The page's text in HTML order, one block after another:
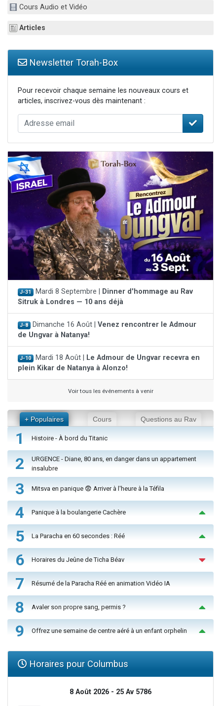
Cours Audio et Vidéo
Articles
Newsletter Torah-Box
Pour recevoir chaque semaine les nouveaux cours et
articles, inscrivez-vous dès maintenant :
J-31 Mardi 8 Septembre |
Dinner d'hommage au Rav
Sitruk à Londres — 10 ans déjà
J-8 Dimanche 16 Août | Venez rencontrer le Admour
de Ungvar à Natanya!
J-10 Mardi 18 Août |
Le Admour de Ungvar recevra en
plein Kikar de Natanya à Alonzo!
Voir tous les événements à venir
+ Populaires Cours Questions au Rav
1 Histoire - À bord du Titanic
2
URGENCE - Diane, 80 ans, en danger dans un appartement
insalubre
3 Mitsva en panique 😨 Arriver à l'heure à la Téfila
4 Panique à la boulangerie Cachère
5 La Paracha en 60 secondes : Réé
6 Horaires du Jeûne de Ticha Béav
7 Résumé de la Paracha Réé en animation Vidéo IA
8 Avaler son propre sang, permis ?
9 Offrez une semaine de centre aéré à un enfant orphelin
Horaires pour Columbus
8 Août 2026 - 25 Av 5786